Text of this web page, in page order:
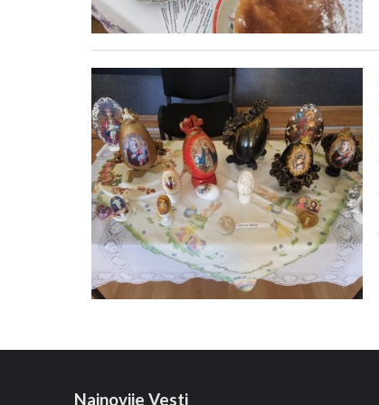
Najnovije Vesti